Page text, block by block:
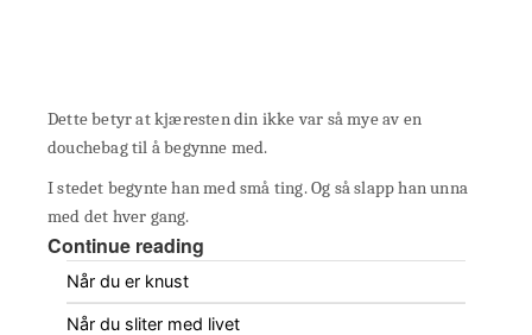
Dette betyr at kjæresten din ikke var så mye av en
douchebag til å begynne med.
I stedet begynte han med små ting. Og så slapp han unna
med det hver gang.
Continue reading
Når du er knust
Når du sliter med livet